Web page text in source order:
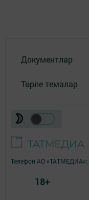
Документлар
Төрле темалар
Телефон АО «ТАТМЕДИА»:
18+